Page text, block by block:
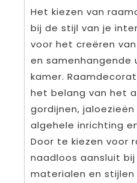
Het kiezen van
bij de stijl van je
voor het creëren
en samenhangende
kamer.
het belang van het
gordijnen,
algehele inrichting
Door te kiezen voor
naadloos aansluit bij
materialen en stijlen